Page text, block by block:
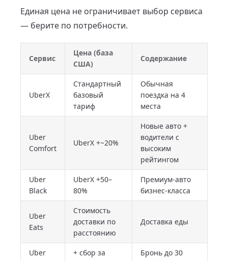
Единая цена не ограничивает выбор сервиса
— берите по потребности.
Сервис
Цена (база
США)
Содержание
UberX
Стандартный
базовый
тариф
Обычная
поездка на 4
места
Uber
Comfort
UberX +~20%
Новые авто +
водители с
высоким
рейтингом
Uber
Black
UberX +50–
80%
Премиум-авто
бизнес-класса
Uber
Eats
Стоимость
доставки по
расстоянию
Доставка еды
Uber
+ сбор за
Бронь до 30